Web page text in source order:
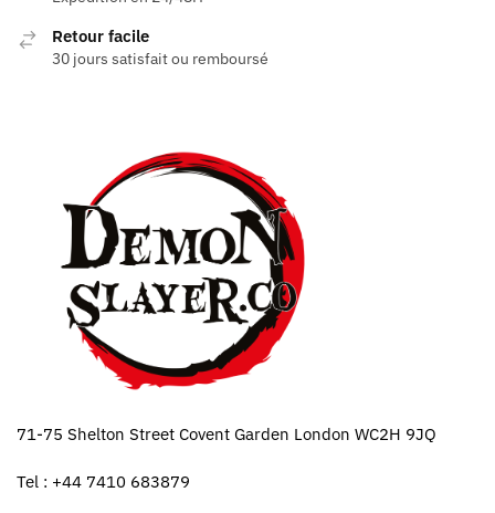
Retour facile
30 jours satisfait ou remboursé
71-75 Shelton Street Covent Garden London WC2H 9JQ
Tel : +44 7410 683879